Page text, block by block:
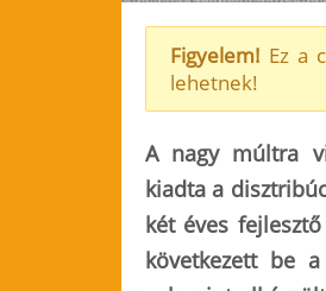
Figyelem! Ez a
lehetnek!
A nagy múltra
kiadta a
két éves
következett be